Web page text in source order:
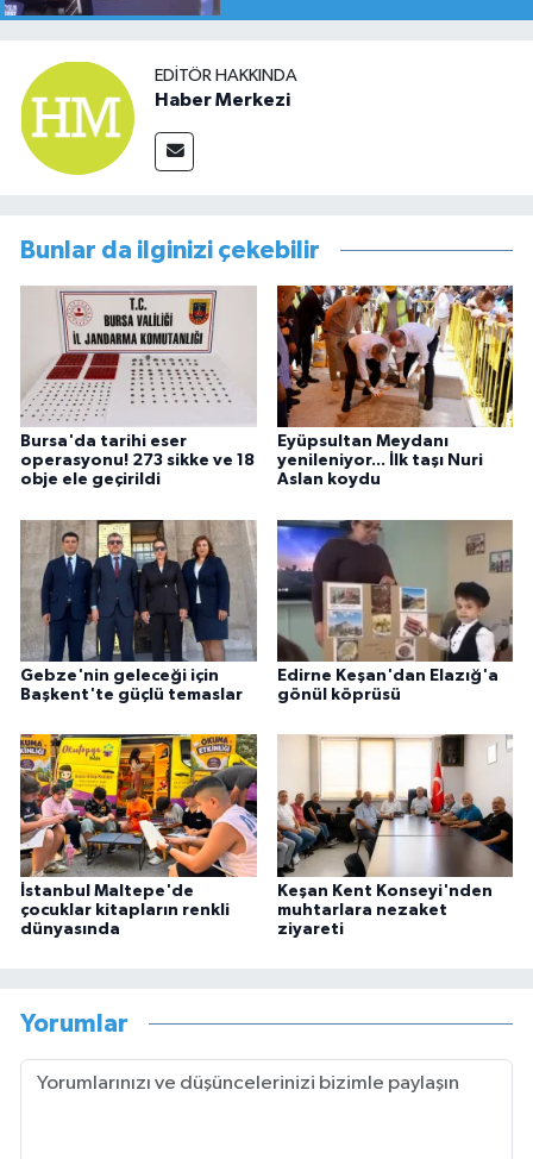
EDITÖR HAKKINDA
Haber Merkezi
Bunlar da ilginizi çekebilir
Bursa'da tarihi eser
operasyonu! 273 sikke ve 18
obje ele geçirildi
Eyüpsultan Meydanı
yenileniyor... İlk taşı Nuri
Aslan koydu
Gebze'nin geleceği için
Başkent'te güçlü temaslar
Edirne Keşan'dan Elazığ'a
gönül köprüsü
İstanbul Maltepe'de
çocuklar kitapların renkli
dünyasında
Keşan Kent Konseyi'nden
muhtarlara nezaket
ziyareti
Yorumlar